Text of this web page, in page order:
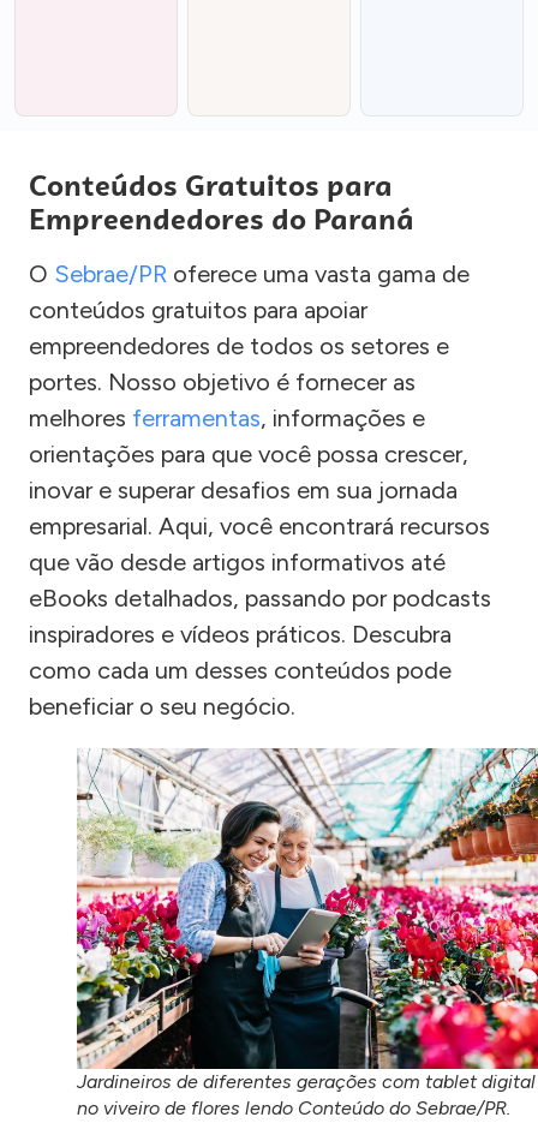
Conteúdos Gratuitos para
Empreendedores do Paraná
O Sebrae/PR oferece uma vasta gama de
conteúdos gratuitos para apoiar
empreendedores de todos os setores e
portes. Nosso objetivo é fornecer as
melhores ferramentas, informações e
orientações para que você possa crescer,
inovar e superar desafios em sua jornada
empresarial. Aqui, você encontrará recursos
que vão desde artigos informativos até
eBooks detalhados, passando por podcasts
inspiradores e vídeos práticos. Descubra
como cada um desses conteúdos pode
beneficiar o seu negócio.
Jardineiros de diferentes gerações com tablet digital
no viveiro de flores lendo Conteúdo do Sebrae/PR.